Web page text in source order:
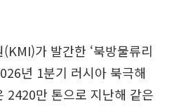
가 발간한 ‘북방물류리
년 1분기 러시아 북극해
2420만 톤으로 지난해 같은